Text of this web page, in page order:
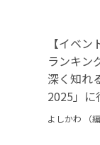
【イベ
ランキン
深く知れ
2025」に
よしかわ （編